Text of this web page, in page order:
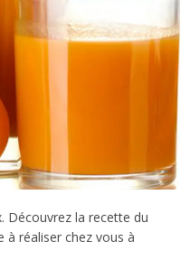
Découvrez la recette du
à réaliser chez vous à